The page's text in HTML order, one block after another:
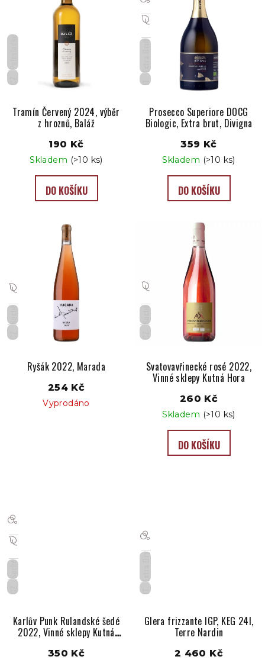
CZ
Tramín Červený 2024, výběr
z hroznů, Baláž
190 Kč
Skladem (>10 ks)
DO KOŠÍKU
IT
Prosecco Superiore DOCG
Biologic, Extra brut, Divigna
359 Kč
Skladem (>10 ks)
DO KOŠÍKU
CZ
Suché
Ryšák 2022, Marada
254 Kč
Vyprodáno
CZ
Suché
Svatovavřinecké rosé 2022,
Vinné sklepy Kutná Hora
260 Kč
Skladem (>10 ks)
DO KOŠÍKU
CZ
Suché
Karlův Punk Rulandské šedé
2022, Vinné sklepy Kutná
350 Kč
IT
Glera frizzante IGP, KEG 24l,
Terre Nardin
2 460 Kč